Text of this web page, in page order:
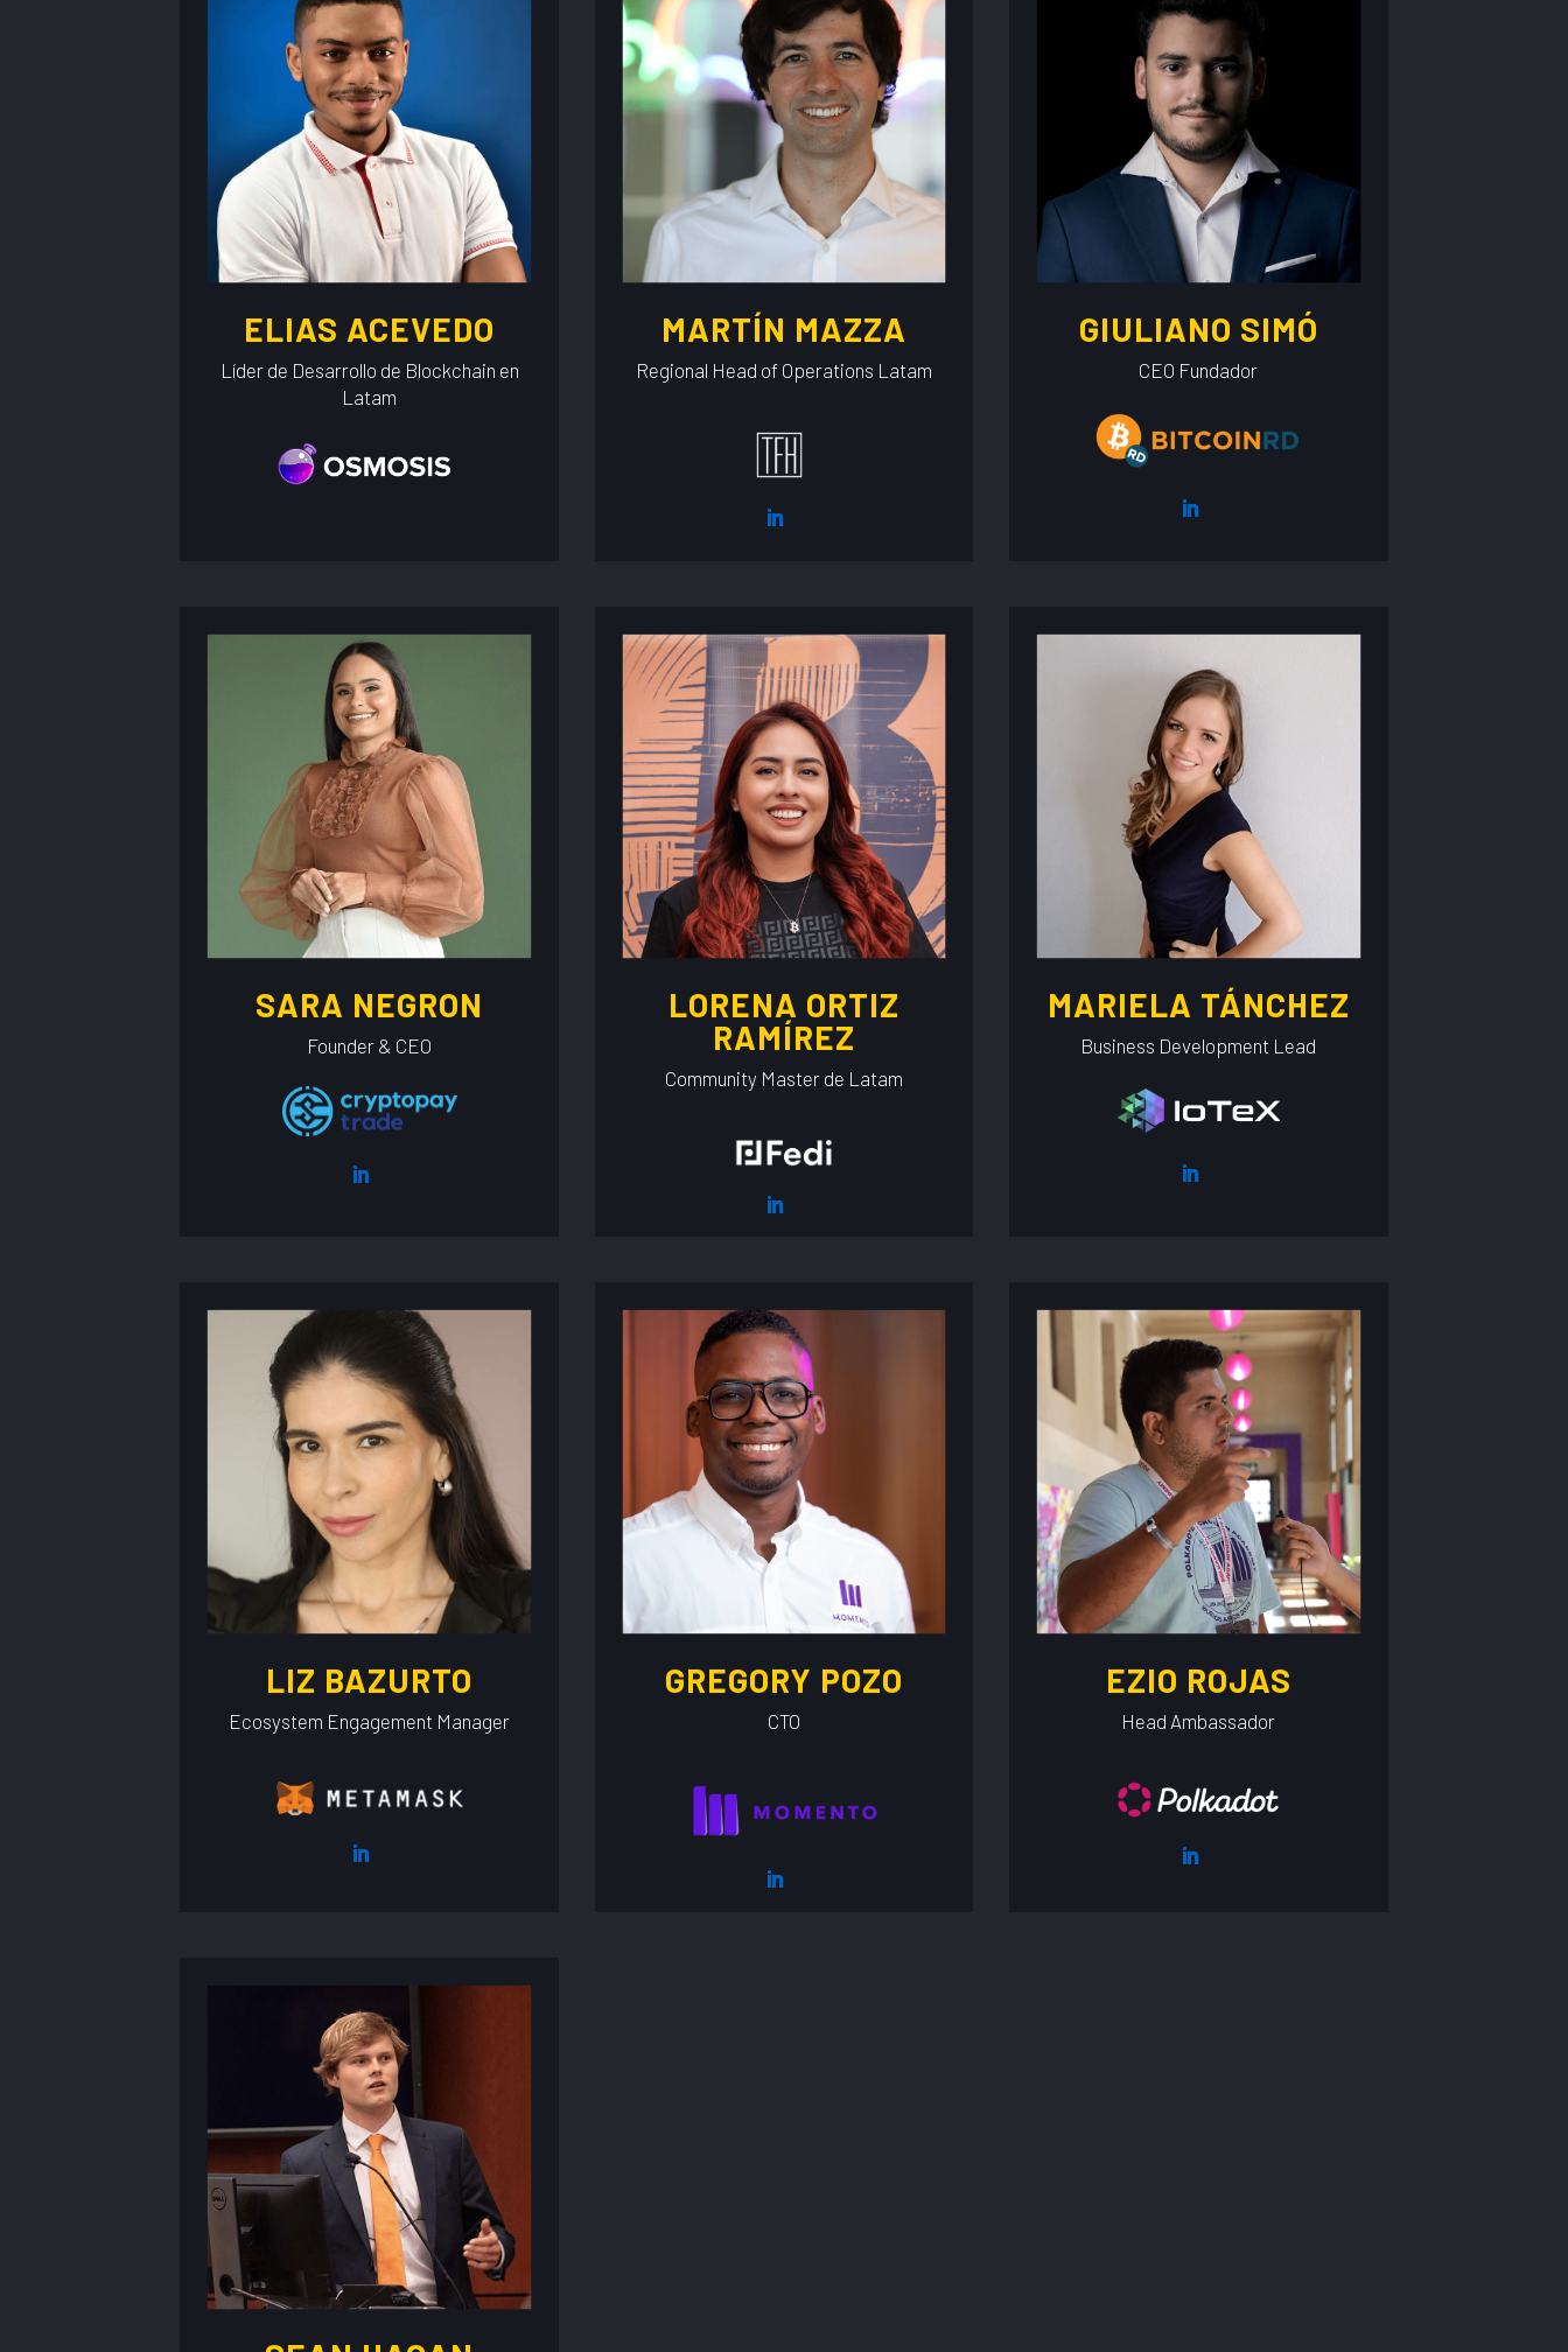
ELIAS ACEVEDO
Líder de Desarrollo de Blockchain en
Latam
MARTÍN MAZZA
Regional Head of Operations Latam
GIULIANO SIMÓ
CEO Fundador
SARA NEGRON
Founder & CEO
LORENA ORTIZ
RAMÍREZ
Community Master de Latam
MARIELA TÁNCHEZ
Business Development Lead
LIZ BAZURTO
Ecosystem Engagement Manager
GREGORY POZO
CTO
EZIO ROJAS
Head Ambassador